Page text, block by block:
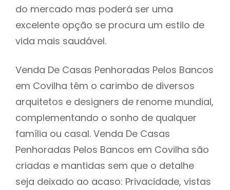
do mercado mas poderá ser uma
excelente opção se procura um estilo de
vida mais saudável.
Venda De Casas Penhoradas Pelos Bancos
em Covilha têm o carimbo de diversos
arquitetos e designers de renome mundial,
complementando o sonho de qualquer
família ou casal. Venda De Casas
Penhoradas Pelos Bancos em Covilha são
criadas e mantidas sem que o detalhe
seja deixado ao acaso: Privacidade, vistas